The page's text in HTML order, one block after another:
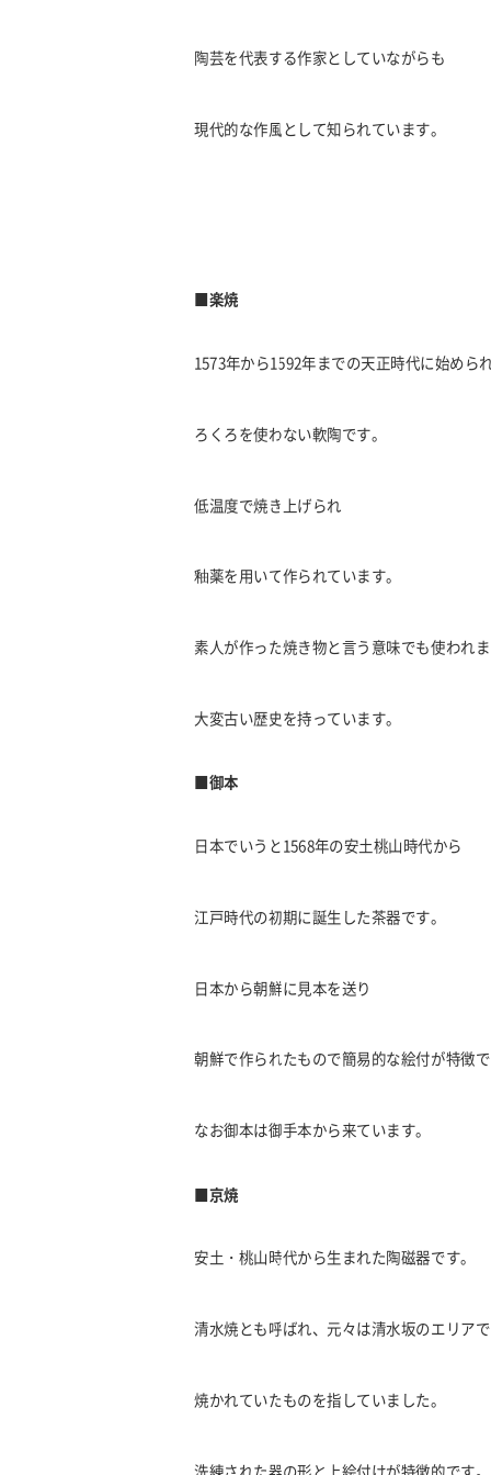
陶芸を代表する作家としていながらも
現代的な作風として知られています。
■楽焼
1573年から1592年までの天正時代に始めら
ろくろを使わない軟陶です。
低温度で焼き上げられ
釉薬を用いて作られています。
素人が作った焼き物と言う意味でも使われ
大変古い歴史を持っています。
■御本
日本でいうと1568年の安土桃山時代から
江戸時代の初期に誕生した茶器です。
日本から朝鮮に見本を送り
朝鮮で作られたもので簡易的な絵付が特徴
なお御本は御手本から来ています。
■京焼
安土・桃山時代から生まれた陶磁器です。
清水焼とも呼ばれ、元々は清水坂のエリアで
焼かれていたものを指していました。
洗練された器の形と上絵付けが特徴的です。